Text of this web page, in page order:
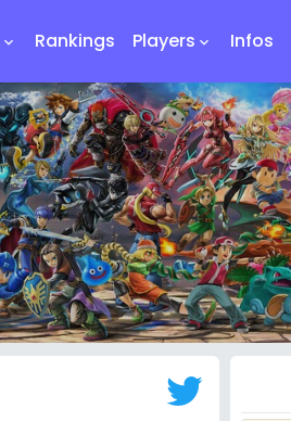
keyboard_arrow_down Rankings Players keyboard_arrow_down Infos